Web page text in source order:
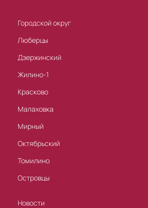
Городской округ
Люберцы
Дзержинский
Жилино-1
Красково
Малаховка
Мирный
Октябрьский
Томилино
Островцы
Новости